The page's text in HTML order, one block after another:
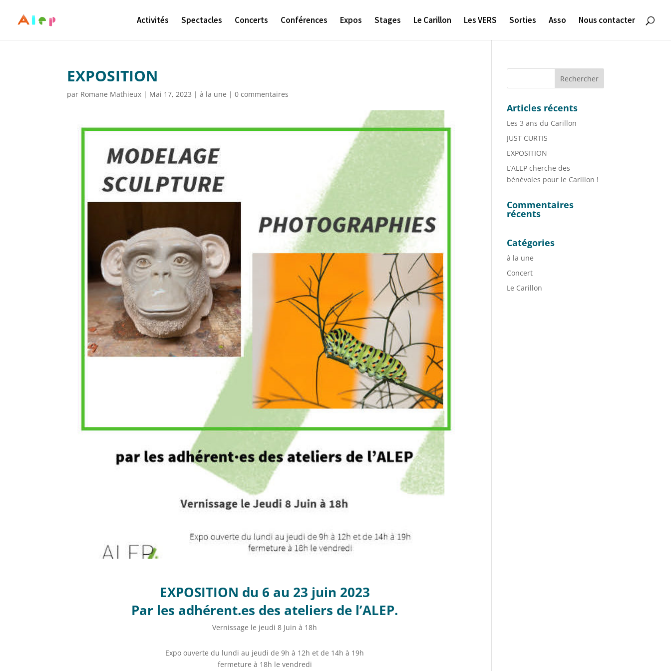
Activités Spectacles Concerts Conférences Expos Stages Le Carillon Les VERS Sorties Asso Nous contacter
EXPOSITION
par Romane Mathieux | Mai 17, 2023 |à la une |0 commentaires
EXPOSITION du 6 au 23 juin 2023
Par les adhérent.es des ateliers de l’ALEP.
Vernissage le jeudi 8 Juin à 18h
Expo ouverte du lundi au jeudi de 9h à 12h et de 14h à 19h
fermeture à 18h le vendredi
Articles récents
Les 3 ans du Carillon
JUST CURTIS
EXPOSITION
L’ALEP cherche des
bénévoles pour le Carillon !
Commentaires
récents
Catégories
à la une
Concert
Le Carillon